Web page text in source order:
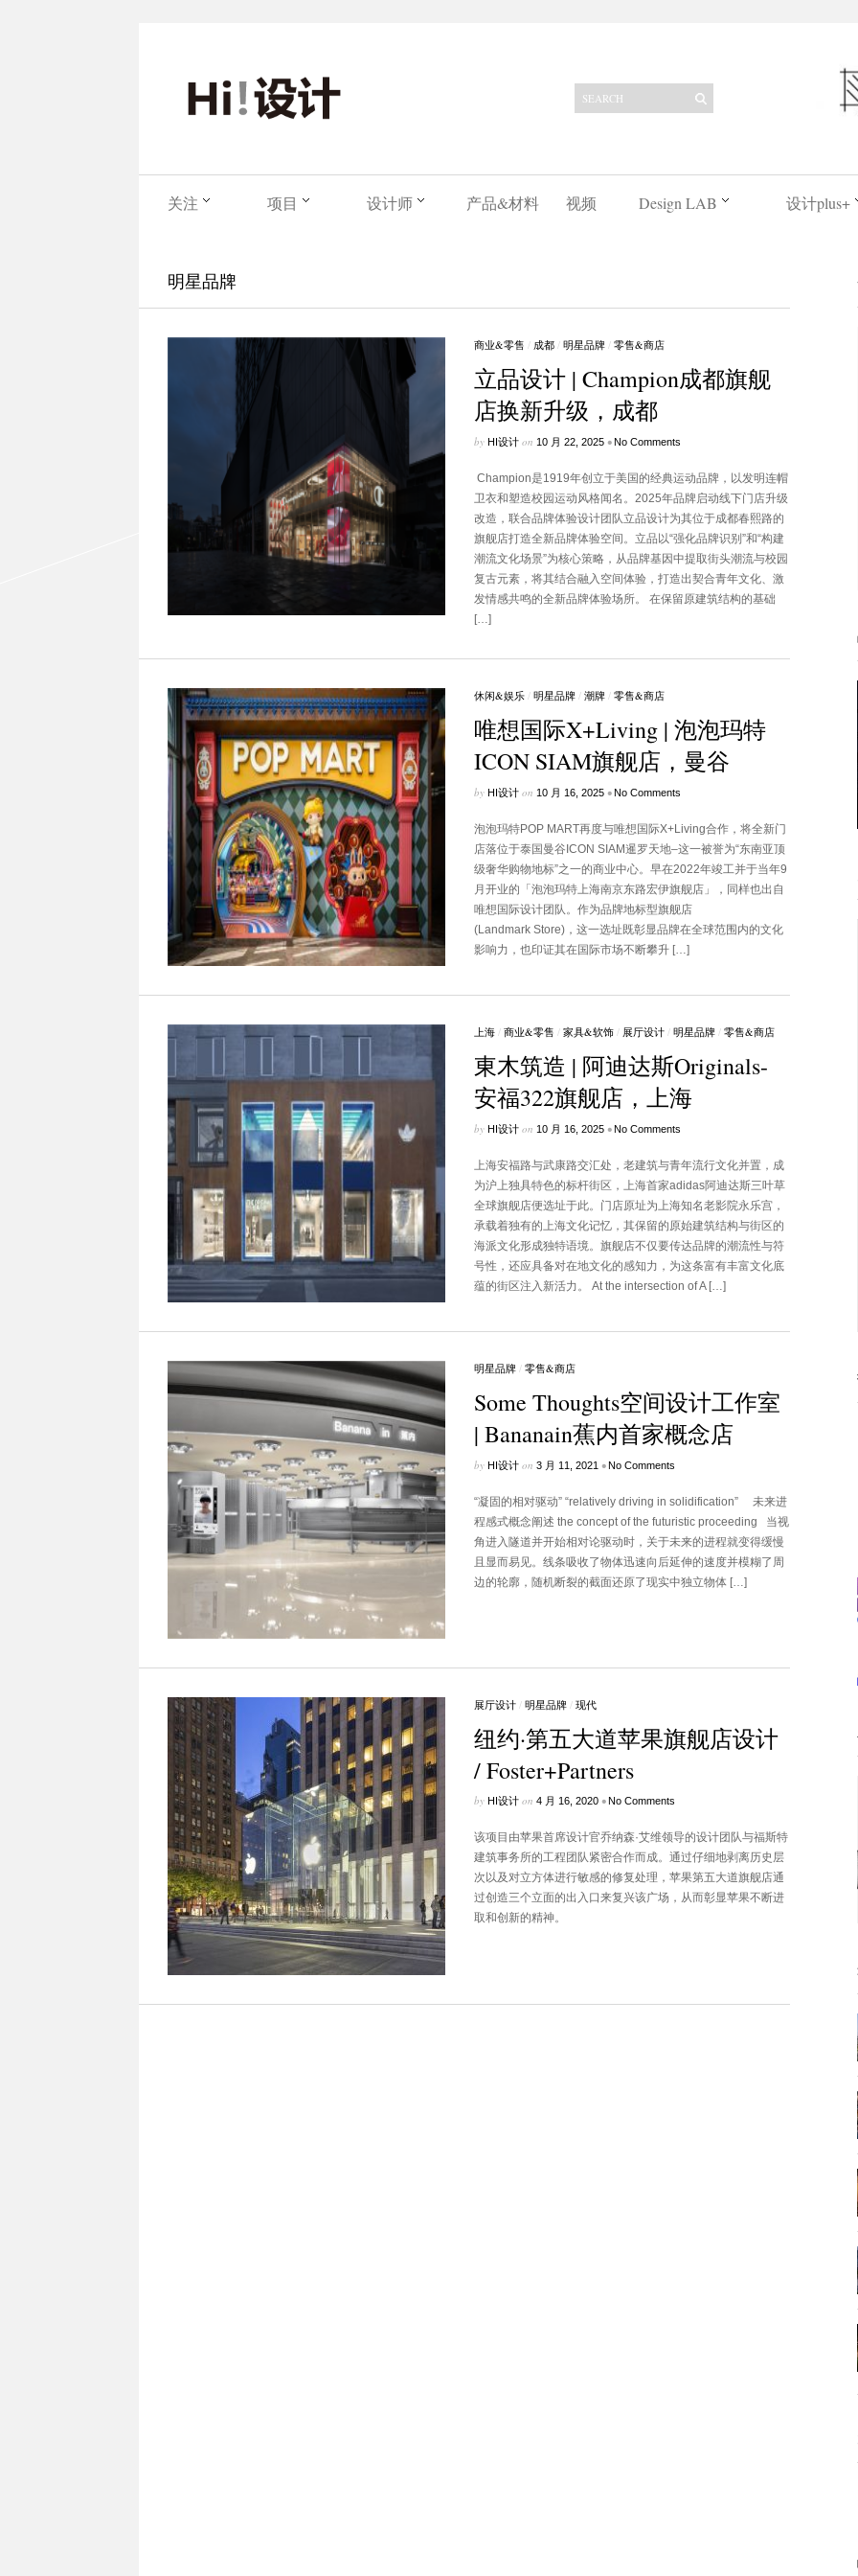
关注 项目 设计师 产品&材料 视频 Design LAB 设计plus+
明星品牌
商业&零售 / 成都/ 明星品牌/ 零售&商店
立品设计 | Champion成都旗舰
店换新升级，成都
by HI设计on 10 月 22, 2025 •No Comments
Champion是1919年创立于美国的经典运动品牌，以发明连帽
卫衣和塑造校园运动风格闻名。2025年品牌启动线下门店升级
改造，联合品牌体验设计团队立品设计为其位于成都春熙路的
旗舰店打造全新品牌体验空间。立品以“强化品牌识别”和“构建
潮流文化场景”为核心策略，从品牌基因中提取街头潮流与校园
复古元素，将其结合融入空间体验，打造出契合青年文化、激
发情感共鸣的全新品牌体验场所。 在保留原建筑结构的基础
[…]
休闲&娱乐/ 明星品牌/ 潮牌/ 零售&商店
唯想国际X+Living | 泡泡玛特
ICON SIAM旗舰店，曼谷
by HI设计on 10 月 16, 2025 •No Comments
泡泡玛特POP MART再度与唯想国际X+Living合作，将全新门
店落位于泰国曼谷ICON SIAM暹罗天地–这一被誉为“东南亚顶
级奢华购物地标”之一的商业中心。早在2022年竣工并于当年9
月开业的「泡泡玛特上海南京东路宏伊旗舰店」，同样也出自
唯想国际设计团队。作为品牌地标型旗舰店
(Landmark Store)，这一选址既彰显品牌在全球范围内的文化
影响力，也印证其在国际市场不断攀升 […]
上海/ 商业&零售 / 家具&软饰/ 展厅设计/ 明星品牌/ 零售&商店
東木筑造 | 阿迪达斯Originals-
安福322旗舰店，上海
by HI设计on 10 月 16, 2025 •No Comments
上海安福路与武康路交汇处，老建筑与青年流行文化并置，成
为沪上独具特色的标杆街区，上海首家adidas阿迪达斯三叶草
全球旗舰店便选址于此。门店原址为上海知名老影院永乐宫，
承载着独有的上海文化记忆，其保留的原始建筑结构与街区的
海派文化形成独特语境。旗舰店不仅要传达品牌的潮流性与符
号性，还应具备对在地文化的感知力，为这条富有丰富文化底
蕴的街区注入新活力。 At the intersection of A […]
明星品牌/ 零售&商店
Some Thoughts空间设计工作室
| Bananain蕉内首家概念店
by HI设计on 3 月 11, 2021 •No Comments
“凝固的相对驱动” “relatively driving in solidification” 未来进
程感式概念阐述 the concept of the futuristic proceeding 当视
角进入隧道并开始相对论驱动时，关于未来的进程就变得缓慢
且显而易见。线条吸收了物体迅速向后延伸的速度并模糊了周
边的轮廓，随机断裂的截面还原了现实中独立物体 […]
展厅设计/ 明星品牌/ 现代
纽约·第五大道苹果旗舰店设计
/ Foster+Partners
by HI设计on 4 月 16, 2020 •No Comments
该项目由苹果首席设计官乔纳森·艾维领导的设计团队与福斯特
建筑事务所的工程团队紧密合作而成。通过仔细地剥离历史层
次以及对立方体进行敏感的修复处理，苹果第五大道旗舰店通
过创造三个立面的出入口来复兴该广场，从而彰显苹果不断进
取和创新的精神。